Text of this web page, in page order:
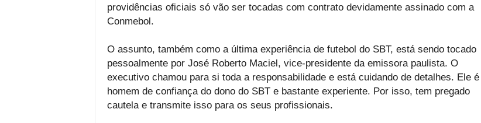
providências oficiais só vão ser tocadas com contrato devidamente assinado com a
Conmebol.
O assunto, também como a última experiência de futebol do SBT, está sendo tocado
pessoalmente por José Roberto Maciel, vice-presidente da emissora paulista. O
executivo chamou para si toda a responsabilidade e está cuidando de detalhes. Ele é
homem de confiança do dono do SBT e bastante experiente. Por isso, tem pregado
cautela e transmite isso para os seus profissionais.